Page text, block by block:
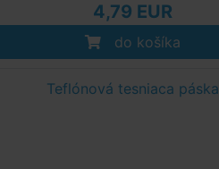
4,79 EUR
do košíka
Teflónová tesniaca páska